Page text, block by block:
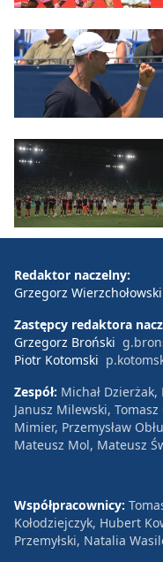
Redaktor naczelny:
Grzegorz Wierzchołowski
Zastępcy redaktora
Grzegorz Broński
Piotr Kotomski
Zespół: Michał
Janusz Milewski,
Mimier, Przemysław
Mateusz Mol, Mateusz
Współpracownicy:
Kołodziejczyk, Hubert
Przemyłski, Natalia